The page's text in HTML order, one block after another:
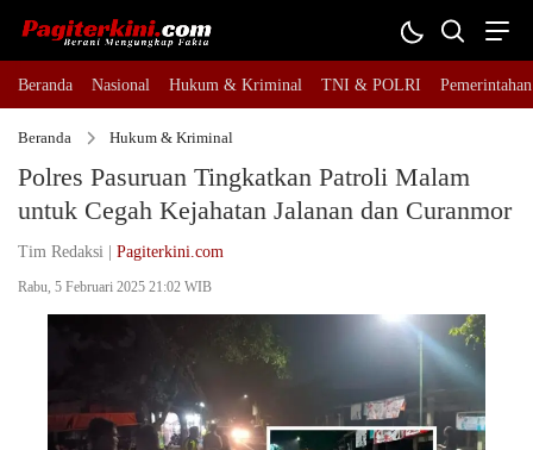
Beranda Nasional Hukum & Kriminal TNI & POLRI Pemerintahan
Beranda Hukum & Kriminal
Polres Pasuruan Tingkatkan Patroli Malam
untuk Cegah Kejahatan Jalanan dan Curanmor
Tim Redaksi | Pagiterkini.com
Rabu, 5 Februari 2025 21:02 WIB